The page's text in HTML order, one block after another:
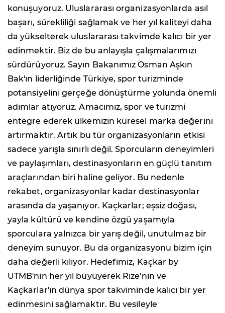
konuşuyoruz. Uluslararası organizasyonlarda asıl
başarı, sürekliliği sağlamak ve her yıl kaliteyi daha
da yükselterek uluslararası takvimde kalıcı bir yer
edinmektir. Biz de bu anlayışla çalışmalarımızı
sürdürüyoruz. Sayın Bakanımız Osman Aşkın
Bak'ın liderliğinde Türkiye, spor turizminde
potansiyelini gerçeğe dönüştürme yolunda önemli
adımlar atıyoruz. Amacımız, spor ve turizmi
entegre ederek ülkemizin küresel marka değerini
artırmaktır. Artık bu tür organizasyonların etkisi
sadece yarışla sınırlı değil. Sporcuların deneyimleri
ve paylaşımları, destinasyonların en güçlü tanıtım
araçlarından biri haline geliyor. Bu nedenle
rekabet, organizasyonlar kadar destinasyonlar
arasında da yaşanıyor. Kaçkarlar; eşsiz doğası,
yayla kültürü ve kendine özgü yaşamıyla
sporculara yalnızca bir yarış değil, unutulmaz bir
deneyim sunuyor. Bu da organizasyonu bizim için
daha değerli kılıyor. Hedefimiz, Kaçkar by
UTMB'nin her yıl büyüyerek Rize'nin ve
Kaçkarlar'ın dünya spor takviminde kalıcı bir yer
edinmesini sağlamaktır. Bu vesileyle